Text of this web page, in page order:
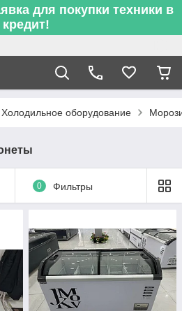
для покупки техники в
кредит!
Холодильное оборудование
0 Фильтры